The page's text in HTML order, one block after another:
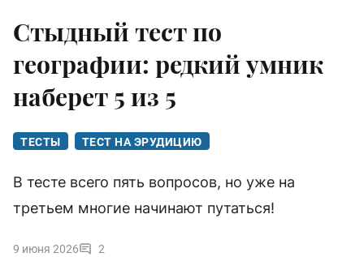
Стыдный тест по
географии: редкий умник
наберет 5 из 5
ТЕСТЫ ТЕСТ НА ЭРУДИЦИЮ
В тесте всего пять вопросов, но уже на
третьем многие начинают путаться!
9 июня 2026 2